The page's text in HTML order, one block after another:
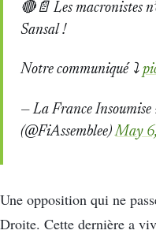
🔴📄 Les macronistes
Sansal !
Notre communiqué ⤵️
— La France Insoumise
(@FiAssemblee)May
Une opposition qui ne
Droite. Cette dernière a